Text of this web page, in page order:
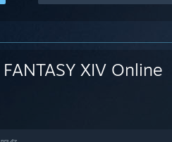
XIV Online